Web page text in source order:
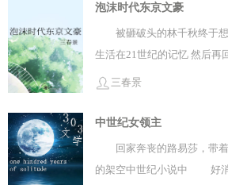
不知道写什么。不过不会仅
小，哪怕不是重生，到了一
已定gd，毕竟都写韩娱，这
人结婚了 啊……这……
泡沫时代东京文豪
被砸破头的林千秋终于
生活在21世纪的记忆 然后再
天的东京 这辈子的自己还是
三春景
中世纪女领主
回家奔丧的路易莎，带
的架空中世纪小说中 好消